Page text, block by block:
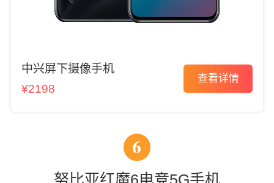
中兴屏下摄像手机
¥2198
查看详情
6
努比亚红魔6电竞5G手机